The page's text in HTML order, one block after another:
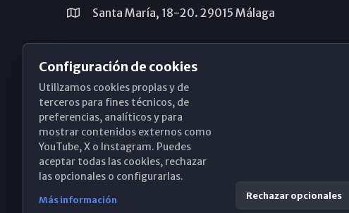
Santa María, 18-20. 29015 Málaga
(+34) 952 224 386
obispado@diocesismalaga.es
Configuración de cookies
Utilizamos cookies propias y de
terceros para fines técnicos, de
preferencias, analíticos y para
mostrar contenidos externos como
YouTube, X o Instagram. Puedes
aceptar todas las cookies, rechazar
las opcionales o configurarlas.
Más información Rechazar opcionales